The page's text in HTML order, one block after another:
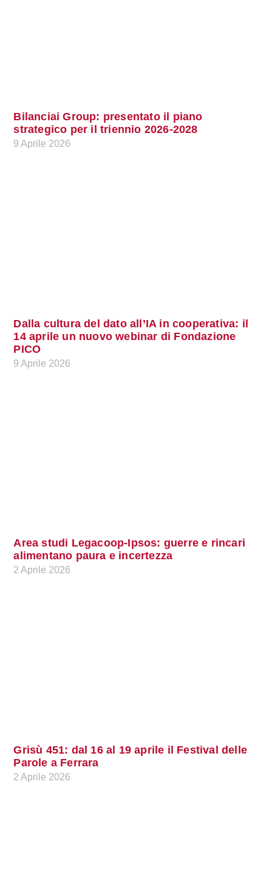
Bilanciai Group: presentato il piano
strategico per il triennio 2026-2028
9 Aprile 2026
Dalla cultura del dato all’IA in cooperativa: il
14 aprile un nuovo webinar di Fondazione
PICO
9 Aprile 2026
Area studi Legacoop-Ipsos: guerre e rincari
alimentano paura e incertezza
2 Aprile 2026
Grisù 451: dal 16 al 19 aprile il Festival delle
Parole a Ferrara
2 Aprile 2026